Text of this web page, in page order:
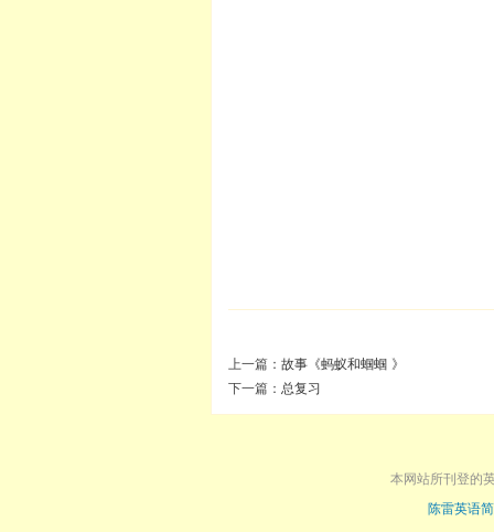
上一篇： 故事《蚂蚁和蝈蝈 》
下一篇： 总复习
本网站所刊登的
陈雷英语